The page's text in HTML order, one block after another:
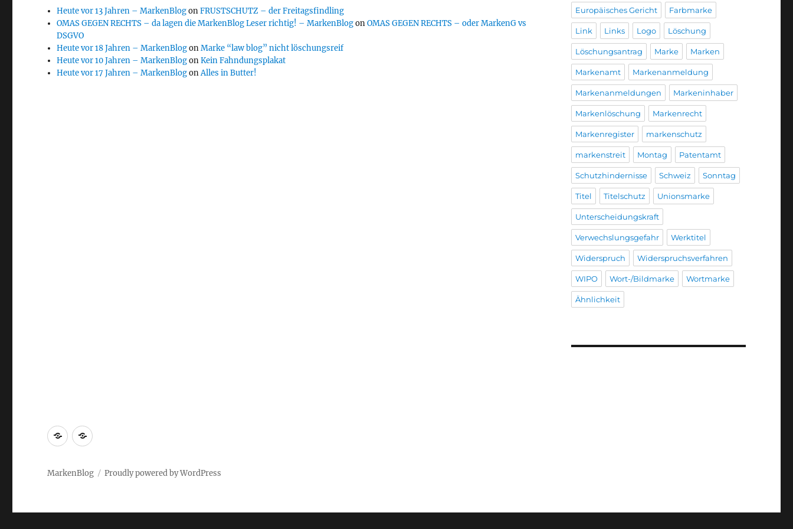
Heute vor 13 Jahren – MarkenBlogonFRUSTSCHUTZ – der Freitagsfindling
OMAS GEGEN RECHTS – da lagen die MarkenBlog Leser richtig! – MarkenBlogonOMAS GEGEN RECHTS – oder MarkenG vs
DSGVO
Heute vor 18 Jahren – MarkenBlogonMarke “law blog” nicht löschungsreif
Heute vor 10 Jahren – MarkenBlogonKein Fahndungsplakat
Heute vor 17 Jahren – MarkenBlogonAlles in Butter!
Europäisches Gericht Farbmarke
Link Links Logo Löschung
Löschungsantrag Marke Marken
Markenamt Markenanmeldung
Markenanmeldungen Markeninhaber
Markenlöschung Markenrecht
Markenregister markenschutz
markenstreit Montag Patentamt
Schutzhindernisse Schweiz Sonntag
Titel Titelschutz Unionsmarke
Unterscheidungskraft
Verwechslungsgefahr Werktitel
Widerspruch Widerspruchsverfahren
WIPO Wort-/Bildmarke Wortmarke
Ähnlichkeit
Markenrecherche
Gastbeiträge
MarkenBlog Proudly powered by WordPress